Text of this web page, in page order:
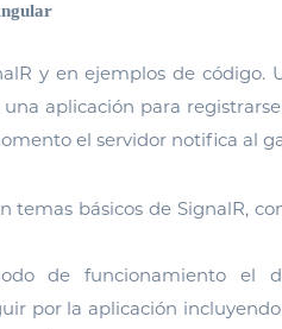
y en ejemplos de código.
aplicación para
el servidor notifica al
temas básicos de SignalR,
de funcionamiento el
por la aplicación